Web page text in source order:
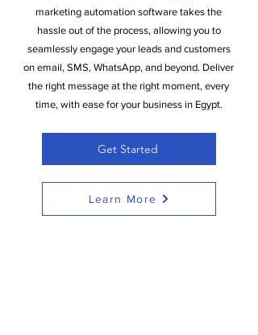
marketing automation software takes the
hassle out of the process, allowing you to
seamlessly engage your leads and customers
on email, SMS, WhatsApp, and beyond. Deliver
the right message at the right moment, every
time, with ease for your business in Egypt.
Get Started
Learn More